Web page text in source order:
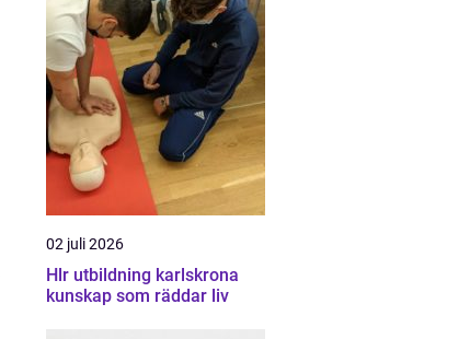
02 juli 2026
Hlr utbildning karlskrona
kunskap som räddar liv